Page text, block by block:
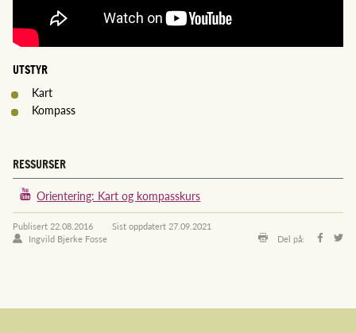
UTSTYR
Kart
Kompass
RESSURSER
Orientering: Kart og kompasskurs
Publisert22.08.2016 Sist oppdatert27.09.2021
Ingvild Bjerke Fosse
Del på: